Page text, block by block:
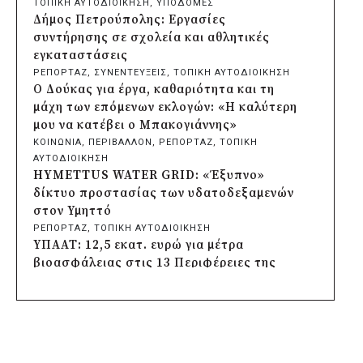
εκκλησάκι της Μεταμόρφωσης του
Σωτήρος
πριν από μία μέρα
Περιφέρεια Αττικής: Έξι συμπεράσματα
για την ψηφιακή μετάβαση των
επιχειρήσεων
πριν από μία μέρα
Δήμος Σαρωνικού και ΑΡΧΕΛΩΝ
ενημερώνουν τους λουόμενους για τη
συνύπαρξη με τις θαλάσσιες χελώνες
πριν από μία μέρα
Δήμος Κυθήρων: Απαγόρευση πρόσβασης
στην παραλία Λυκοδήμου για λόγους
ασφαλείας
πριν από μία μέρα
ΤΟΠΙΚΗ ΑΥΤΟΔΙΟΙΚΗΣΗ , ΥΠΟΔΟΜΕΣ
Δήμος Πετρούπολης: Εργασίες
συντήρησης σε σχολεία και αθλητικές
εγκαταστάσεις
ΡΕΠΟΡΤΑΖ, ΣΥΝΕΝΤΕΥΞΕΙΣ, ΤΟΠΙΚΗ ΑΥΤΟΔΙΟΙΚΗΣΗ
Ο Δούκας για έργα, καθαριότητα και τη
μάχη των επόμενων εκλογών: «Η καλύτερη
μου να κατέβει ο Μπακογιάννης»
ΚΟΙΝΩΝΙΑ, ΠΕΡΙΒΑΛΛΟΝ , ΡΕΠΟΡΤΑΖ, ΤΟΠΙΚΗ
ΑΥΤΟΔΙΟΙΚΗΣΗ
HYMETTUS WATER GRID: «Έξυπνο»
δίκτυο προστασίας των υδατοδεξαμενών
στον Υμηττό
ΡΕΠΟΡΤΑΖ, ΤΟΠΙΚΗ ΑΥΤΟΔΙΟΙΚΗΣΗ
ΥΠΑΑΤ: 12,5 εκατ. ευρώ για μέτρα
βιοασφάλειας στις 13 Περιφέρειες της
ΠΟΛΙΤΙΣΜΟΣ